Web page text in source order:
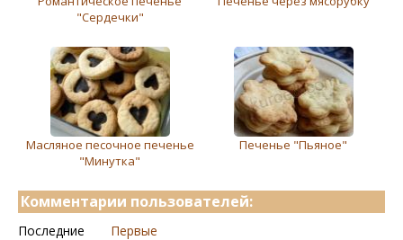
"Сердечки"
Масляное песочное печенье
"Минутка"
Печенье "Пьяное"
Комментарии пользователей:
Последние Первые